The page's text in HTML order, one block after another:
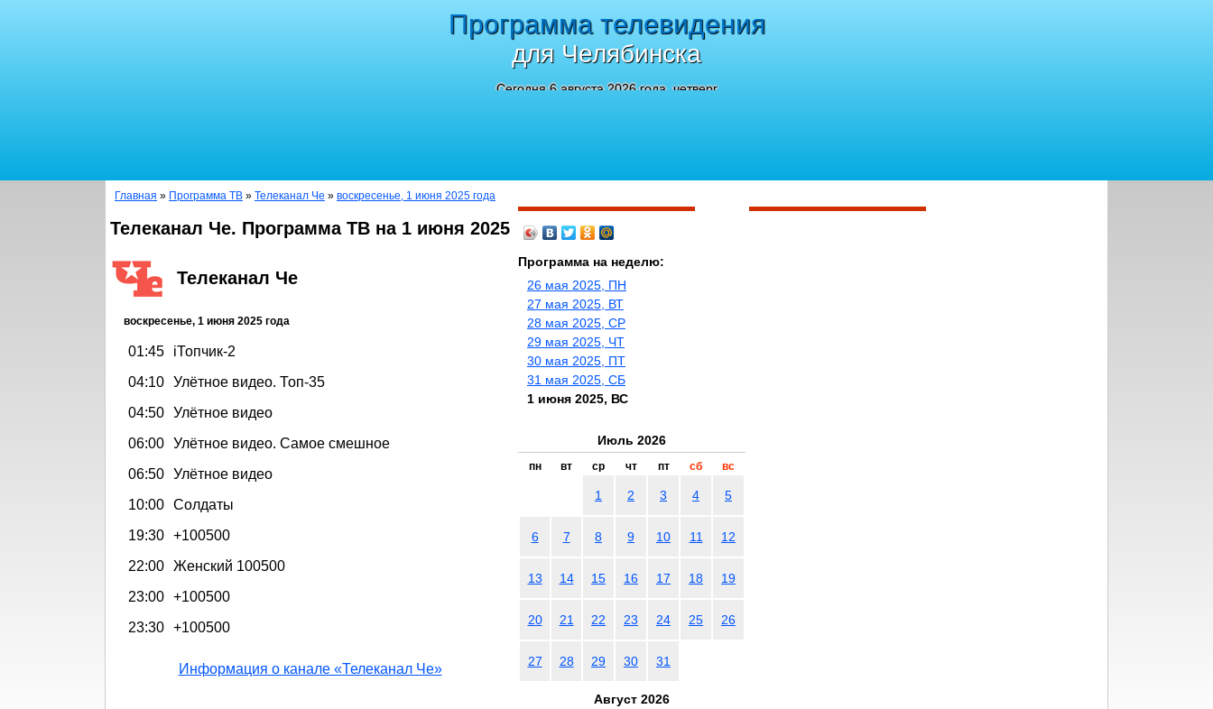
Программа телевидения
для Челябинска
Сегодня 6 августа 2026 года, четверг
Главная » Программа ТВ » Телеканал Че » воскресенье, 1 июня 2025 года
Телеканал Че. Программа ТВ на 1 июня 2025
Телеканал Че
воскресенье, 1 июня 2025 года
01:45
iТопчик-2
04:10 Улётное видео. Топ-35
04:50 Улётное видео
06:00 Улётное видео. Самое смешное
06:50 Улётное видео
10:00 Солдаты
19:30 +100500
22:00 Женский 100500
23:00 +100500
23:30 +100500
Информация о канале «Телеканал Че»
Программа на неделю:
26 мая 2025, ПН
27 мая 2025, ВТ
28 мая 2025, СР
29 мая 2025, ЧТ
30 мая 2025, ПТ
31 мая 2025, СБ
1 июня 2025, ВС
Июль 2026
пн вт ср чт пт сб вс
1 2 3 4 5
6 7 8 9 10 11 12
13 14 15 16 17 18 19
20 21 22 23 24 25 26
27 28 29 30 31
Август 2026